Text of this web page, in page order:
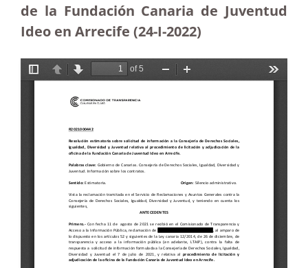
de la Fundación Canaria de Juventud
Ideo en Arrecife (24-I-2022)